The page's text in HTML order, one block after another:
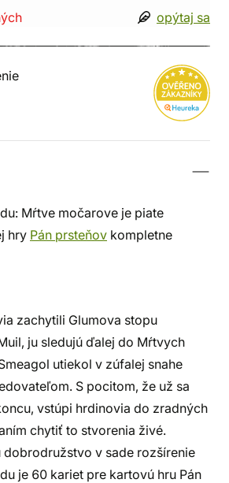
opýtaj sa
Mŕtve močarove je piate
hry Pán prsteňov kompletne
zachytili Glumova stopu
ju sledujú ďalej do Mŕtvych
utiekol v zúfalej snahe
S pocitom, že už sa
vstúpi hrdinovia do zradných
chytiť to stvorenia živé.
v sade rozšírenie
je 60 kariet pre kartovú hru Pán